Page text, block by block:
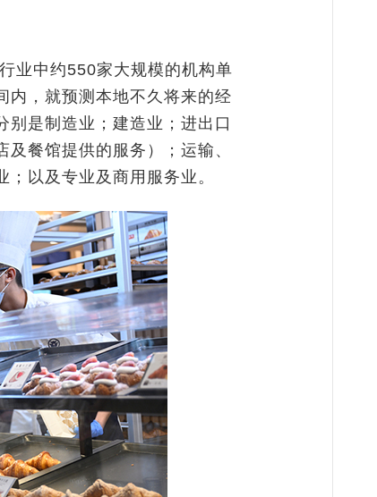
业中约550家大规模的机构单
内，就预测本地不久将来的经
别是制造业；建造业；进出口
餐馆提供的服务）；运输、
以及专业及商用服务业。